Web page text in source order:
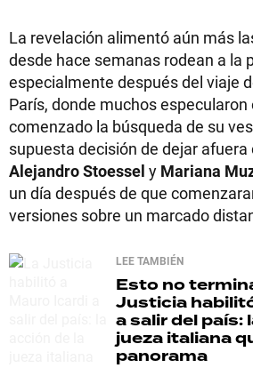
La revelación alimentó aún más
desde hace semanas rodean a la
especialmente después del viaje
París, donde muchos especularon
comenzado la búsqueda de su
supuesta decisión de dejar afuera
Alejandro Stoessel y Mariana
un día después de que
versiones sobre un marcado
LEE TAMBIÉN
Esto no
Justicia
a salir del país:
jueza italiana
panorama